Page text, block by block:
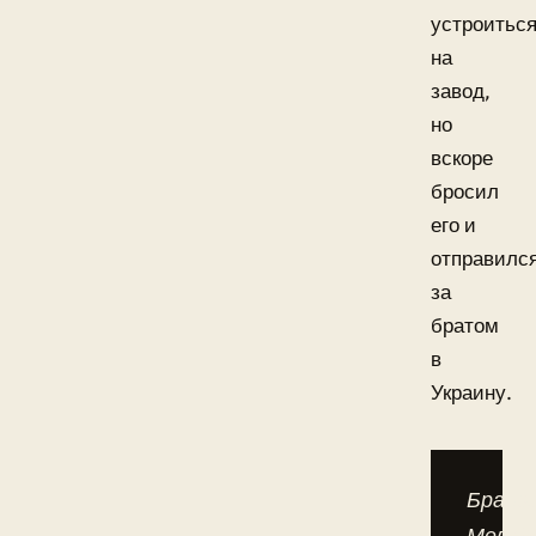
устроиться
на
завод,
но
вскоре
бросил
его и
за
братом
в
Украину.